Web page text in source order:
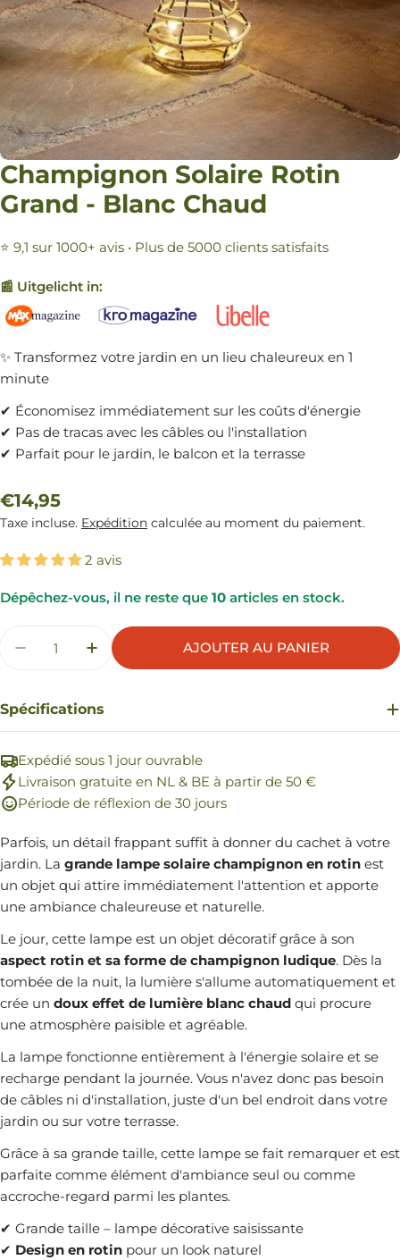
Champignon Solaire Rotin
Grand - Blanc Chaud
⭐ 9,1 sur 1000+ avis • Plus de 5000 clients satisfaits
📰 Uitgelicht in:
✨ Transformez votre jardin en un lieu chaleureux en 1
minute
✔ Économisez immédiatement sur les coûts d'énergie
✔ Pas de tracas avec les câbles ou l'installation
✔ Parfait pour le jardin, le balcon et la terrasse
Prix
€14,95
Taxe incluse. Expédition calculée au moment du paiement.
2 avis
Dépêchez-vous, il ne reste que 10 articles en stock.
DIMINUER LA QUANTITÉ POUR
AUGMENTER LA QUANTITÉ POUR
AJOUTER AU PANIER
Spécifications
Expédié sous 1 jour ouvrable
Livraison gratuite en NL & BE à partir de 50 €
Période de réflexion de 30 jours
Parfois, un détail frappant suffit à donner du cachet à votre
jardin. La grande lampe solaire champignon en rotin est
un objet qui attire immédiatement l'attention et apporte
une ambiance chaleureuse et naturelle.
Le jour, cette lampe est un objet décoratif grâce à son
aspect rotin et sa forme de champignon ludique. Dès la
tombée de la nuit, la lumière s'allume automatiquement et
crée un doux effet de lumière blanc chaud qui procure
une atmosphère paisible et agréable.
La lampe fonctionne entièrement à l'énergie solaire et se
recharge pendant la journée. Vous n'avez donc pas besoin
de câbles ni d'installation, juste d'un bel endroit dans votre
jardin ou sur votre terrasse.
Grâce à sa grande taille, cette lampe se fait remarquer et est
parfaite comme élément d'ambiance seul ou comme
accroche-regard parmi les plantes.
✔ Grande taille – lampe décorative saisissante
✔ Design en rotin pour un look naturel